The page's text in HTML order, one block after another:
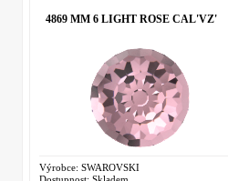
4869 MM 6 LIGHT ROSE CAL'VZ'
Výrobce: SWAROVSKI